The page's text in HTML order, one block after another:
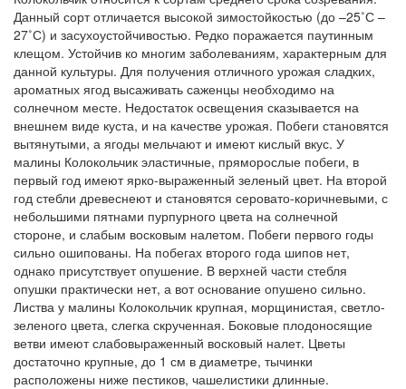
Данный сорт отличается высокой зимостойкостью (до –25˚С –
27˚С) и засухоустойчивостью. Редко поражается паутинным
клещом. Устойчив ко многим заболеваниям, характерным для
данной культуры. Для получения отличного урожая сладких,
ароматных ягод высаживать саженцы необходимо на
солнечном месте. Недостаток освещения сказывается на
внешнем виде куста, и на качестве урожая. Побеги становятся
вытянутыми, а ягоды мельчают и имеют кислый вкус. У
малины Колокольчик эластичные, пряморослые побеги, в
первый год имеют ярко-выраженный зеленый цвет. На второй
год стебли древеснеют и становятся серовато-коричневыми, с
небольшими пятнами пурпурного цвета на солнечной
стороне, и слабым восковым налетом. Побеги первого годы
сильно ошипованы. На побегах второго года шипов нет,
однако присутствует опушение. В верхней части стебля
опушки практически нет, а вот основание опушено сильно.
Листва у малины Колокольчик крупная, морщинистая, светло-
зеленого цвета, слегка скрученная. Боковые плодоносящие
ветви имеют слабовыраженный восковый налет. Цветы
достаточно крупные, до 1 см в диаметре, тычинки
расположены ниже пестиков, чашелистики длинные.